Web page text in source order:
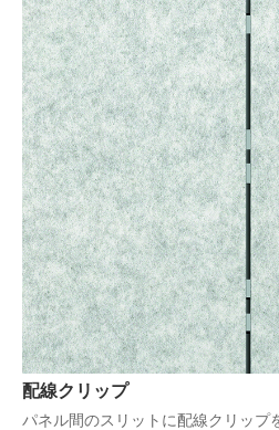
配線クリップ
パネル間のスリットに配線クリップ